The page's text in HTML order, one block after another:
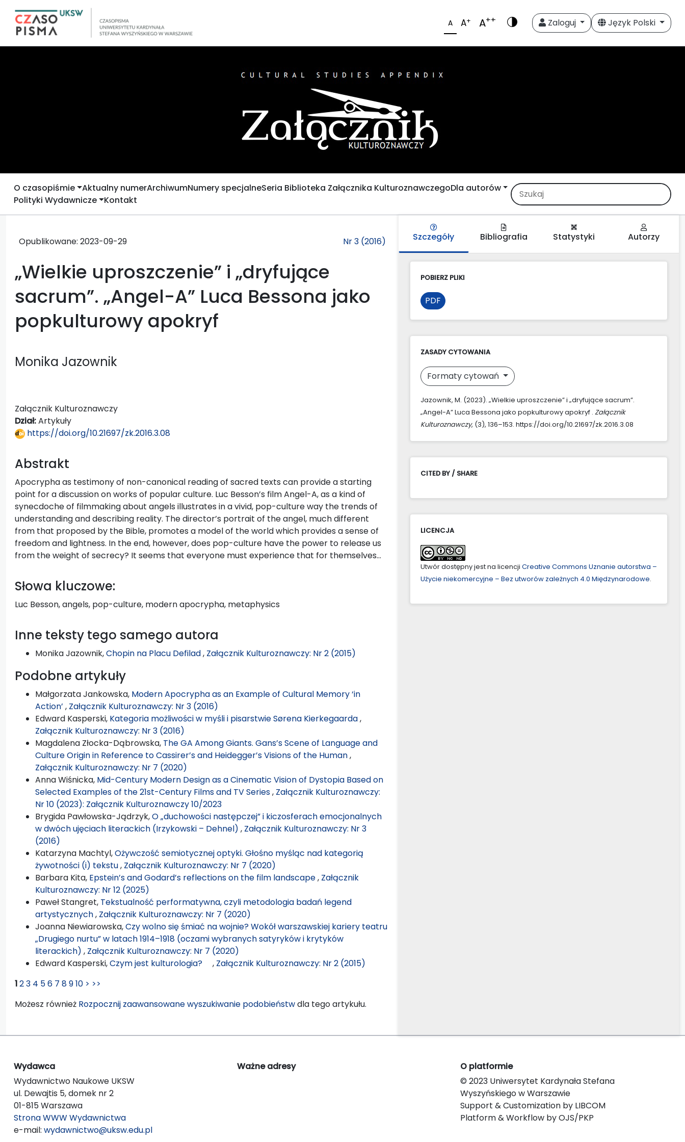
A A+ A++ Zaloguj Język Polski
O czasopiśmie Aktualny numerArchiwumNumery specjalneSeria Biblioteka Załącznika KulturoznawczegoDla autorów
Polityki Wydawnicze Kontakt
Opublikowane: 2023-09-29 Nr 3 (2016)
„Wielkie uproszczenie” i „dryfujące
sacrum”. „Angel-A” Luca Bessona jako
popkulturowy apokryf
Monika Jazownik
Załącznik Kulturoznawczy
Dział:Artykuły
https://doi.org/10.21697/zk.2016.3.08
Abstrakt
Apocrypha as testimony of non-canonical reading of sacred texts can provide a starting
point for a discussion on works of popular culture. Luc Besson’s film Angel-A, as a kind of
synecdoche of filmmaking about angels illustrates in a vivid, pop-culture way the trends of
understanding and describing reality. The director’s portrait of the angel, much different
from that proposed by the Bible, promotes a model of the world which provides a sense of
freedom and lightness. In the end, however, does pop-culture have the power to release us
from the weight of secrecy? It seems that everyone must experience that for themselves…
Słowa kluczowe:
Luc Besson, angels, pop-culture, modern apocrypha, metaphysics
Inne teksty tego samego autora
Monika Jazownik,Chopin na Placu Defilad, Załącznik Kulturoznawczy: Nr 2 (2015)
Podobne artykuły
Małgorzata Jankowska, Modern Apocrypha as an Example of Cultural Memory ‘in
Action’ , Załącznik Kulturoznawczy: Nr 3 (2016)
Edward Kasperski, Kategoria możliwości w myśli i pisarstwie Sørena Kierkegaarda,
Załącznik Kulturoznawczy: Nr 3 (2016)
Magdalena Złocka-Dąbrowska, The GA Among Giants. Gans’s Scene of Language and
Culture Origin in Reference to Cassirer’s and Heidegger’s Visions of the Human,
Załącznik Kulturoznawczy: Nr 7 (2020)
Anna Wiśnicka, Mid-Century Modern Design as a Cinematic Vision of Dystopia Based on
Selected Examples of the 21st-Century Films and TV Series, Załącznik Kulturoznawczy:
Nr 10 (2023): Załącznik Kulturoznawczy 10/2023
Brygida Pawłowska-Jądrzyk,O „duchowości następczej” i kiczosferach emocjonalnych
w dwóch ujęciach literackich (Irzykowski – Dehnel) , Załącznik Kulturoznawczy: Nr 3
(2016)
Katarzyna Machtyl,Ożywczość semiotycznej optyki. Głośno myśląc nad kategorią
żywotności (i) tekstu, Załącznik Kulturoznawczy: Nr 7 (2020)
Barbara Kita, Epstein’s and Godard’s reflections on the film landscape, Załącznik
Kulturoznawczy: Nr 12 (2025)
Paweł Stangret, Tekstualność performatywna, czyli metodologia badań legend
artystycznych, Załącznik Kulturoznawczy: Nr 7 (2020)
Joanna Niewiarowska,Czy wolno się śmiać na wojnie? Wokół warszawskiej kariery teatru
„Drugiego nurtu” w latach 1914–1918 (oczami wybranych satyryków i krytyków
literackich) , Załącznik Kulturoznawczy: Nr 7 (2020)
Edward Kasperski,Czym jest kulturologia? , Załącznik Kulturoznawczy: Nr 2 (2015)
123 4 56 7 8910 > >>
Możesz również Rozpocznij zaawansowane wyszukiwanie podobieństwdla tego artykułu.
Szczegóły Bibliografia Statystyki Autorzy
POBIERZ PLIKI
PDF
ZASADY CYTOWANIA
Formaty cytowań
Jazownik, M. (2023). „Wielkie uproszczenie” i „dryfujące sacrum”.
„Angel-A” Luca Bessona jako popkulturowy apokryf . Załącznik
Kulturoznawczy, (3), 136–153. https://doi.org/10.21697/zk.2016.3.08
CITED BY / SHARE
LICENCJA
Utwór dostępny jest na licencji Creative Commons Uznanie autorstwa –
Użycie niekomercyjne – Bez utworów zależnych 4.0 Międzynarodowe.
Wydawca
Wydawnictwo Naukowe UKSW
ul. Dewajtis 5, domek nr 2
01-815 Warszawa
Strona WWW Wydawnictwa
e-mail: wydawnictwo@uksw.edu.pl
Ważne adresy
O platformie
© 2023 Uniwersytet Kardynała Stefana
Wyszyńskiego w Warszawie
Support & Customization by LIBCOM
Platform & Workflow by OJS/PKP